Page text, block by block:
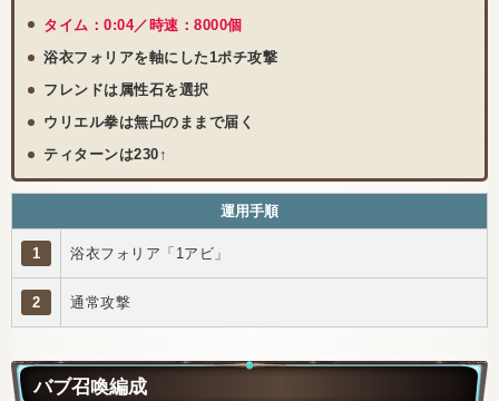
タイム：0:04／時速：8000個
浴衣フォリアを軸にした1ポチ攻撃
フレンドは属性石を選択
ウリエル拳は無凸のままで届く
ティターンは230↑
運用手順
1 浴衣フォリア「1アビ」
2 通常攻撃
バブ召喚編成